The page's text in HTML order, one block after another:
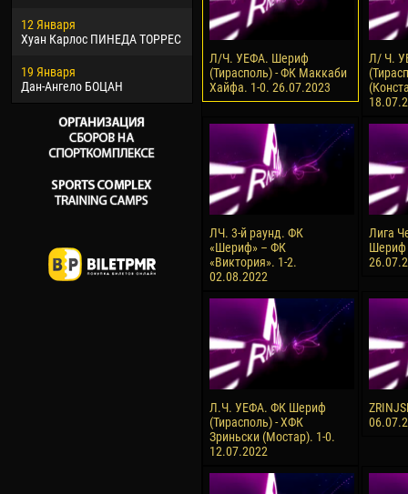
12 Января
Хуан Карлос ПИНЕДА ТОРРЕС
19 Января
Дан-Ангело БОЦАН
26 Марта
Витор Уго Морайс де
ОЛИВЕЙРА
28 Марта
Раи ЛОПЕС ДЕ ОЛИВЕЙРА
10
15
Л/Ч. УЕФА. Шериф
(Тирасполь) - ФК Маккаби
Хайфа. 1-0. 26.07.2023
Л/ Ч.
ЛЧ. 3-й раунд. ФК
«Шериф» – ФК
«Виктория». 1-2.
02.08.2022
Лига
Шериф
Л.Ч. УЕФА. ФК Шериф
(Тирасполь) - ХФК
Зриньски (Мостар). 1-0.
12.07.2022